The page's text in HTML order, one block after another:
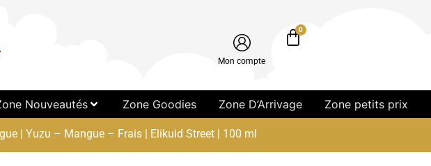
Mon compte
0
Nouveautés Zone Goodies Zone D’Arrivage Zone petits prix
| Yuzu – Mangue – Frais | Elikuid Street | 100 ml